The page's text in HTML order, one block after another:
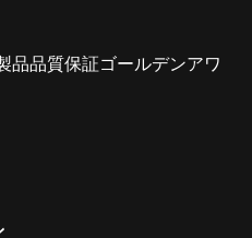
品品質保証ゴールデンアワ